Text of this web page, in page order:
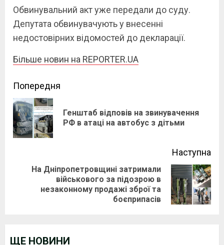
Обвинувальний акт уже передали до суду.
Депутата обвинувачують у внесенні
недостовірних відомостей до декларації.
Більше новин на REPORTER.UA
Continue
Reading
Попередня
Генштаб відповів на звинувачення
РФ в атаці на автобус з дітьми
Наступна
На Дніпропетровщині затримали
військового за підозрою в
незаконному продажі зброї та
боєприпасів
ЩЕ НОВИНИ